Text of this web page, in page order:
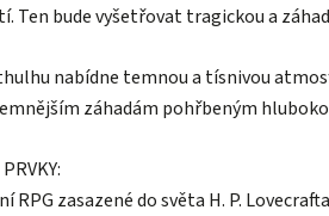
Ten bude vyšetřovat tragickou a
nabídne temnou a tísnivou
záhadám pohřbeným
RPG zasazené do světa H. P.